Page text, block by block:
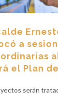
a
el Plan
serán